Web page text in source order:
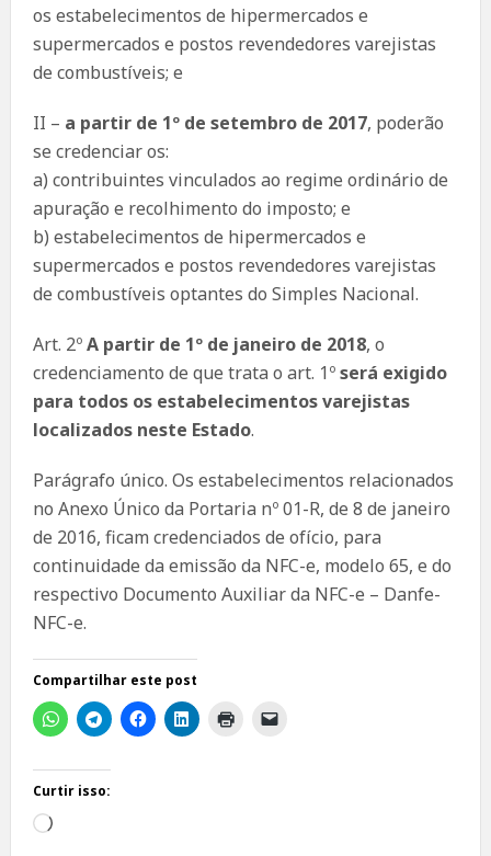
os estabelecimentos de hipermercados e
supermercados e postos revendedores varejistas
de combustíveis; e
II – a partir de 1º de setembro de 2017, poderão
se credenciar os:
a) contribuintes vinculados ao regime ordinário de
apuração e recolhimento do imposto; e
b) estabelecimentos de hipermercados e
supermercados e postos revendedores varejistas
de combustíveis optantes do Simples Nacional.
Art. 2ºA partir de 1º de janeiro de 2018, o
credenciamento de que trata o art. 1ºserá exigido
para todos os estabelecimentos varejistas
localizados neste Estado.
Parágrafo único. Os estabelecimentos relacionados
no Anexo Único da Portaria nº 01-R, de 8 de janeiro
de 2016, ficam credenciados de ofício, para
continuidade da emissão da NFC-e, modelo 65, e do
respectivo Documento Auxiliar da NFC-e – Danfe-
NFC-e.
Compartilhar este post
Curtir isso:
Carregando...